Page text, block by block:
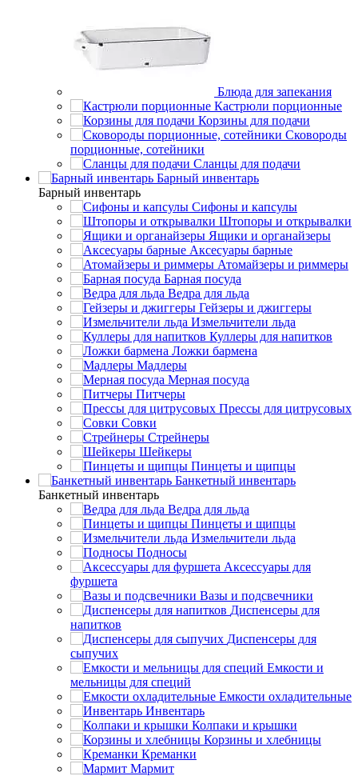
Блюда для запекания
Кастрюли порционные
Корзины для подачи
Сковороды
порционные, сотейники
Сланцы для подачи
Барный инвентарь
Барный инвентарь
Сифоны и капсулы
Штопоры и открывалки
Ящики и органайзеры
Аксесуары барные
Атомайзеры и риммеры
Барная посуда
Ведра для льда
Гейзеры и джиггеры
Измельчители льда
Куллеры для напитков
Ложки бармена
Мадлеры
Мерная посуда
Питчеры
Прессы для цитрусовых
Совки
Стрейнеры
Шейкеры
Пинцеты и щипцы
Банкетный инвентарь
Банкетный инвентарь
Ведра для льда
Пинцеты и щипцы
Измельчители льда
Подносы
Аксессуары для
фуршета
Вазы и подсвечники
Диспенсеры для
напитков
Диспенсеры для
сыпучих
Емкости и
мельницы для специй
Емкости охладительные
Инвентарь
Колпаки и крышки
Корзины и хлебницы
Креманки
Мармит